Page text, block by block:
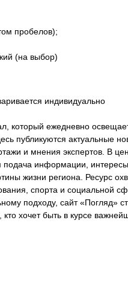
пробелов);
(на выбор)
индивидуально
который ежедневно
публикуются актуальные
и мнения экспертов. В
подача информации, интересы
жизни региона. Ресурс
спорта и социальной
подходу, сайт «Погляд»
хочет быть в курсе